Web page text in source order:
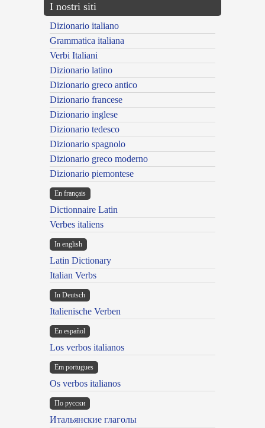
I nostri siti
Dizionario italiano
Grammatica italiana
Verbi Italiani
Dizionario latino
Dizionario greco antico
Dizionario francese
Dizionario inglese
Dizionario tedesco
Dizionario spagnolo
Dizionario greco moderno
Dizionario piemontese
En français
Dictionnaire Latin
Verbes italiens
In english
Latin Dictionary
Italian Verbs
In Deutsch
Italienische Verben
En español
Los verbos italianos
Em portugues
Os verbos italianos
По русски
Итальянские глаголы